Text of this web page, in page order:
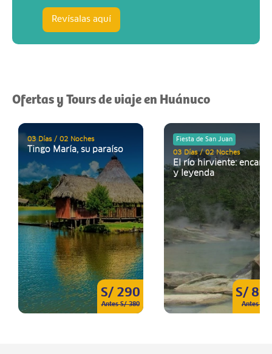
Revísalas aquí
Ofertas y Tours de viaje en Huánuco
S/ 290
Antes S/ 380
03 Días / 02 Noches
Tingo María, su paraíso
S/
Antes S/
Fiesta de San Juan
03 Días / 02 Noches
El río hirviente: encanto
y leyenda